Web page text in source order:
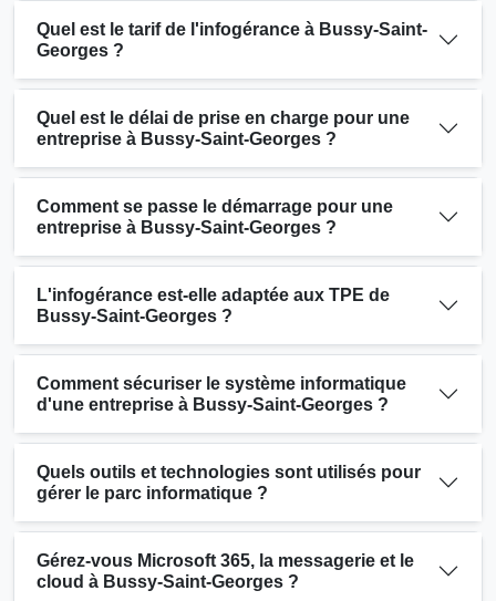
Quel est le tarif de l'infogérance à Bussy-Saint-
Georges ?
Quel est le délai de prise en charge pour une
entreprise à Bussy-Saint-Georges ?
Comment se passe le démarrage pour une
entreprise à Bussy-Saint-Georges ?
L'infogérance est-elle adaptée aux TPE de
Bussy-Saint-Georges ?
Comment sécuriser le système informatique
d'une entreprise à Bussy-Saint-Georges ?
Quels outils et technologies sont utilisés pour
gérer le parc informatique ?
Gérez-vous Microsoft 365, la messagerie et le
cloud à Bussy-Saint-Georges ?